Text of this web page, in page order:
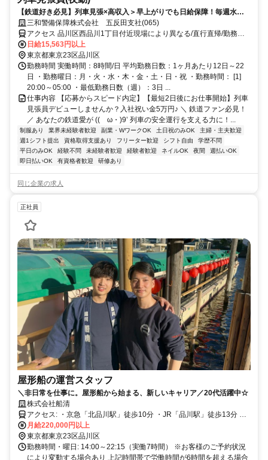
【鉄道好き必見】列車見張×高収入＞早上がりでも日給保障！毎週水曜
が給料日！日払いもOK！
三和警備保障株式会社 五反田支社(065)
アクセス 品川区西品川1丁目付近現場により異なる/直行直帰/勤務地
相談可■電話面接■来社不要
日給15,563円以上
東京都東京23区品川区
勤務時間 実働時間：8時間/日 平均勤務日数：1ヶ月あたり12日～22
日 ・勤務曜日：月・火・水・木・金・土・日・祝 ・勤務時間： [1]
20:00～05:00 ・最低勤務日数（週）：3日 ...
仕事内容 【応募からスピード内定】【最短2日後にお仕事開始】列車
見張員デビューしませんか？入社祝い金5万円♪ ＼ 鉄道ファン必見！
／ あなたの鉄道愛が ((ゝω・)9’ 列車の安全運行を支える力に！...
制服あり 業界未経験者歓迎 副業・WワークOK 土日祝のみOK
主婦・主夫歓迎
週1シフト提出
資格取得支援あり フリーター歓迎 シフト自由
学歴不問
平日のみOK
経験不問 未経験者歓迎 経験者歓迎 ネイルOK 夜間
週払いOK
即日払いOK
有資格者歓迎 研修あり
同じ企業の求人
正社員
屋形船の運営スタッフ
＼非日常を仕事に。屋形船から始まる、新しいキャリア／20代活躍中☆
株式会社船清
アクセス: ・京急「北品川駅」徒歩10分 ・JR「品川駅」徒歩13分 ・
東京モノレール「天王洲アイル駅」徒歩15分
月給220,000円以上
東京都東京23区品川区
勤務時間・曜日: 14:00～22:15（実働7時間） ※お客様のご予約状況
により変動する場合あり 上記時間帯で労働時間が6時間を超える場合